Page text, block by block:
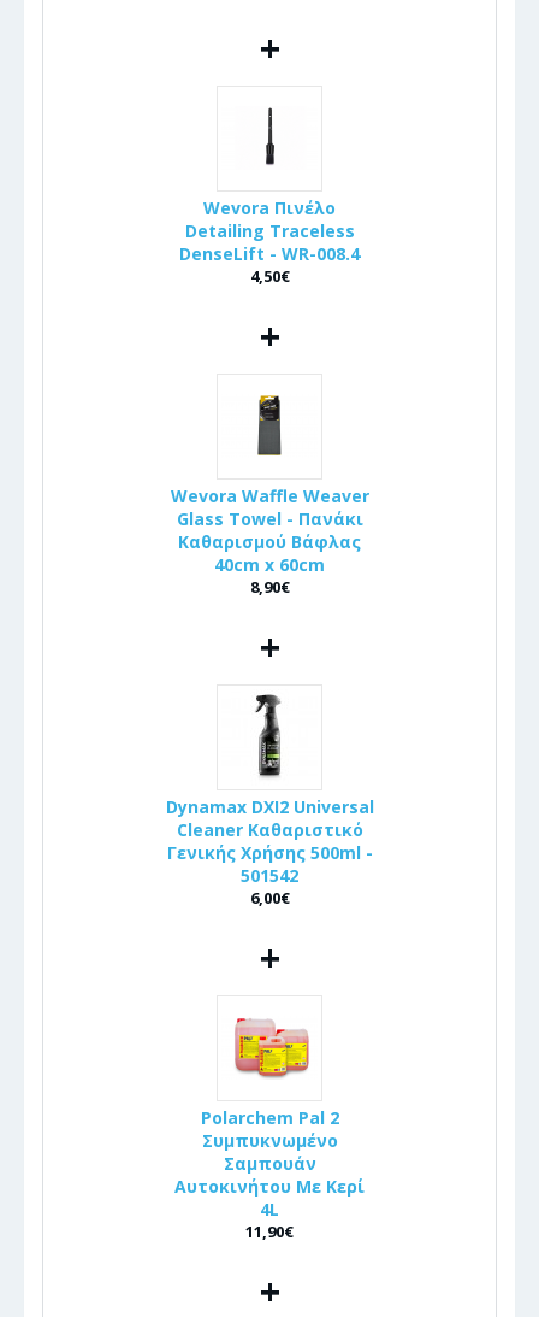
+
Wevora Πινέλo
Detailing Traceless
DenseLift - WR-008.4
4,50€
+
Wevora Waffle Weaver
Glass Towel - Πανάκι
Καθαρισμού Βάφλας
40cm x 60cm
8,90€
+
Dynamax DXI2 Universal
Cleaner Καθαριστικό
Γενικής Χρήσης 500ml -
501542
6,00€
+
Polarchem Pal 2
Συμπυκνωμένο
Σαμπουάν
Αυτοκινήτου Με Κερί
4L
11,90€
+